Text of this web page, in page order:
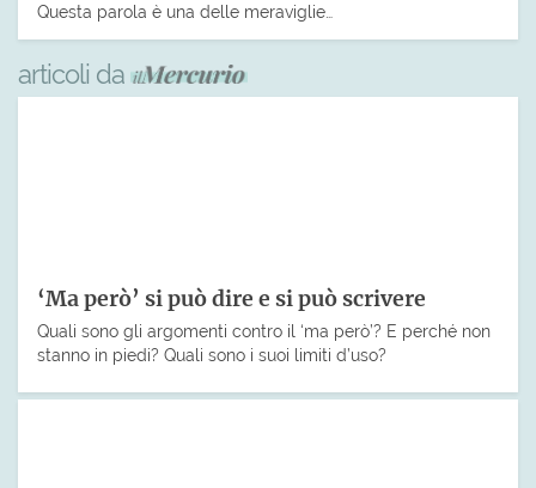
Questa parola è una delle meraviglie…
articoli da
‘Ma però’ si può dire e si può scrivere
Quali sono gli argomenti contro il ‘ma però’? E perché non
stanno in piedi? Quali sono i suoi limiti d’uso?